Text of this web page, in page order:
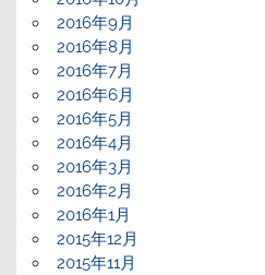
2016年9月
2016年8月
2016年7月
2016年6月
2016年5月
2016年4月
2016年3月
2016年2月
2016年1月
2015年12月
2015年11月